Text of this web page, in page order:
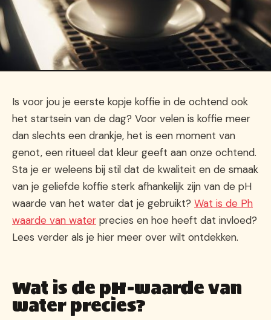
Is voor jou je eerste kopje koffie in de ochtend ook
het startsein van de dag? Voor velen is koffie meer
dan slechts een drankje, het is een moment van
genot, een ritueel dat kleur geeft aan onze ochtend.
Sta je er weleens bij stil dat de kwaliteit en de smaak
van je geliefde koffie sterk afhankelijk zijn van de pH
waarde van het water dat je gebruikt? Wat is de Ph
waarde van water precies en hoe heeft dat invloed?
Lees verder als je hier meer over wilt ontdekken.
Wat is de pH-waarde van
water precies?